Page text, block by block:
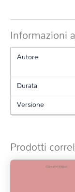
Informazioni
Autore
Durata
Versione
Prodotti